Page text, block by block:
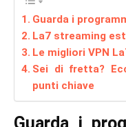
Guarda i
La7 streaming
Le migliori VPN
Sei di fretta?
punti chiave